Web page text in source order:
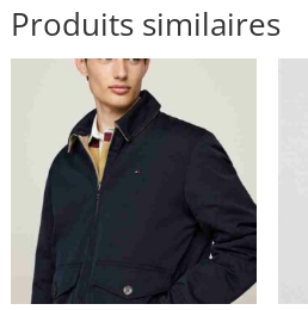
Produits similaires